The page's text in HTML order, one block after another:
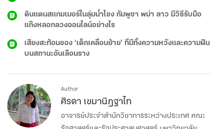
ดินแดนสแกมเมอร์ในลุ่มน้ำโขง กัมพูชา พม่า ลาว มีวิธีรับมือ
แก๊งหลอกลวงออนไลน์อย่างไร
เสียงสะท้อนของ ‘เด็กเคลื่อนย้าย’ ที่มีทั้งความหวังและความฝัน
บนสถานะอันเลือนราง
Author
ศิรดา เขมานิฏฐาไท
อาจารย์ประจำสำนักวิชาการระหว่างประเทศ คณะ